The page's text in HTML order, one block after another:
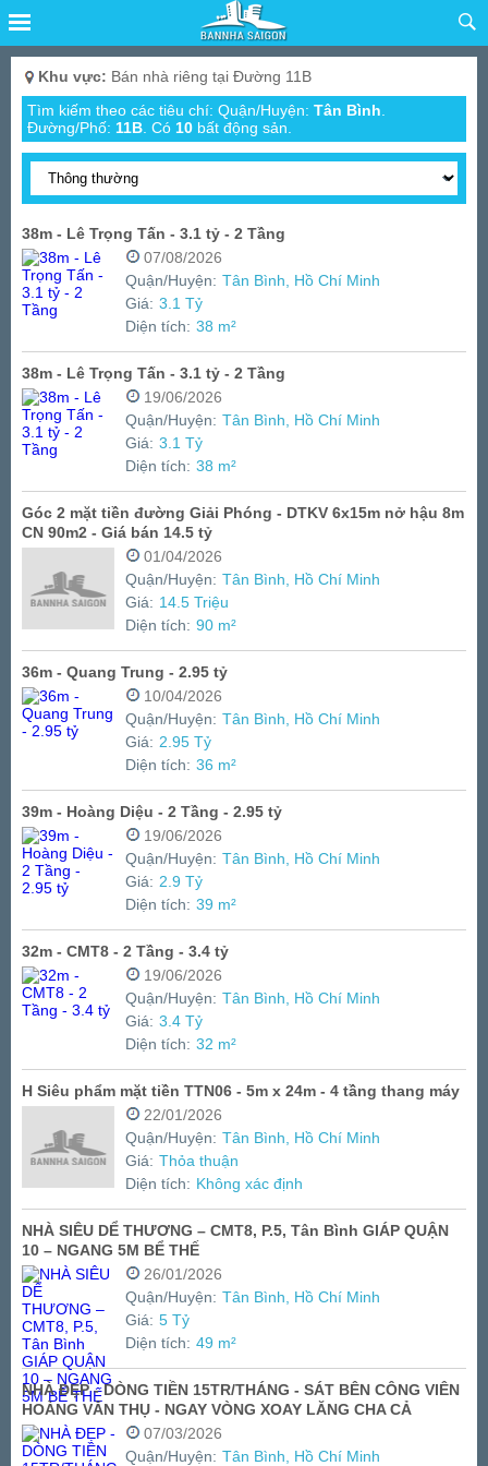
Khu vực: Bán nhà riêng tại Đường 11B
Tìm kiếm theo các tiêu chí: Quận/Huyện: Tân Bình
Đường/Phố: 11B Có 10 bất động sản.
38m - Lê Trọng Tấn - 3.1 tỷ - 2 Tầng
07/08/2026
Quận/Huyện: Tân Bình, Hồ Chí Minh
Giá: 3.1 Tỷ
Diện tích: 38 m²
38m - Lê Trọng Tấn - 3.1 tỷ - 2 Tầng
19/06/2026
Quận/Huyện: Tân Bình, Hồ Chí Minh
Giá: 3.1 Tỷ
Diện tích: 38 m²
Góc 2 mặt tiền đường Giải Phóng - DTKV 6x15m nở hậu 8m
CN 90m2 - Giá bán 14.5 tỷ
01/04/2026
Quận/Huyện: Tân Bình, Hồ Chí Minh
Giá: 14.5 Triệu
Diện tích: 90 m²
36m - Quang Trung - 2.95 tỷ
10/04/2026
Quận/Huyện: Tân Bình, Hồ Chí Minh
Giá: 2.95 Tỷ
Diện tích: 36 m²
39m - Hoàng Diệu - 2 Tầng - 2.95 tỷ
19/06/2026
Quận/Huyện: Tân Bình, Hồ Chí Minh
Giá: 2.9 Tỷ
Diện tích: 39 m²
32m - CMT8 - 2 Tầng - 3.4 tỷ
19/06/2026
Quận/Huyện: Tân Bình, Hồ Chí Minh
Giá: 3.4 Tỷ
Diện tích: 32 m²
H Siêu phẩm mặt tiền TTN06 - 5m x 24m - 4 tầng thang máy
22/01/2026
Quận/Huyện: Tân Bình, Hồ Chí Minh
Giá: Thỏa thuận
Diện tích: Không xác định
NHÀ SIÊU DỂ THƯƠNG – CMT8, P.5, Tân Bình GIÁP QUẬN
10 – NGANG 5M BỂ THẾ
26/01/2026
Quận/Huyện: Tân Bình, Hồ Chí Minh
Giá: 5 Tỷ
Diện tích: 49 m²
NHÀ ĐẸP - DÒNG TIỀN 15TR/THÁNG - SÁT BÊN CÔNG VIÊN
HOÀNG VĂN THỤ - NGAY VÒNG XOAY LĂNG CHA CẢ
07/03/2026
Quận/Huyện: Tân Bình, Hồ Chí Minh